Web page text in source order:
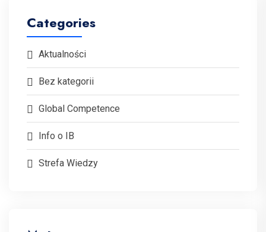
Categories
Aktualności
Bez kategorii
Global Competence
Info o IB
Strefa Wiedzy